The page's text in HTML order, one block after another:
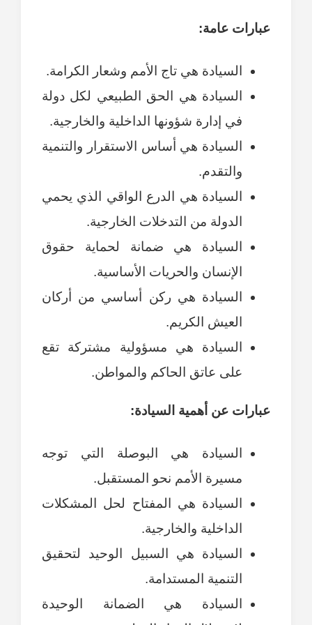
عبارات عامة:
السيادة هي تاج الأمم وشعار الكرامة.
السيادة هي الحق الطبيعي لكل دولة
في إدارة شؤونها الداخلية والخارجية.
السيادة هي أساس الاستقرار والتنمية
والتقدم.
السيادة هي الدرع الواقي الذي يحمي
الدولة من التدخلات الخارجية.
السيادة هي ضمانة لحماية حقوق
الإنسان والحريات الأساسية.
السيادة هي ركن أساسي من أركان
العيش الكريم.
السيادة هي مسؤولية مشتركة تقع
على عاتق الحاكم والمواطن.
عبارات عن أهمية السيادة:
السيادة هي البوصلة التي توجه
مسيرة الأمم نحو المستقبل.
السيادة هي المفتاح لحل المشكلات
الداخلية والخارجية.
السيادة هي السبيل الوحيد لتحقيق
التنمية المستدامة.
السيادة هي الضمانة الوحيدة